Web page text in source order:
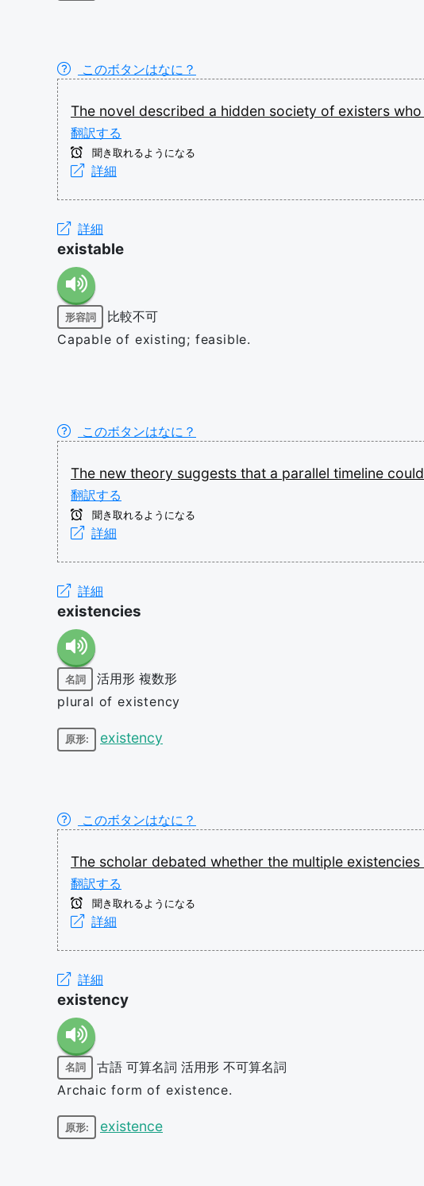
このボタンはなに？
The novel described a hidden society of existers who
翻訳する
聞き取れるようになる
詳細
詳細
existable
形容詞
比較不可
Capable of existing; feasible.
このボタンはなに？
The new theory suggests that a parallel timeline could
翻訳する
聞き取れるようになる
詳細
詳細
existencies
名詞 活用形 複数形
plural of existency
原形: existency
このボタンはなに？
The scholar debated whether the multiple existencies
翻訳する
聞き取れるようになる
詳細
詳細
existency
名詞 古語 可算名詞 活用形 不可算名詞
Archaic form of existence.
原形: existence